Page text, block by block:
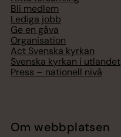
Bli medlem
Lediga jobb
Ge en gåva
Organisation
Act Svenska kyrkan
Svenska kyrkan i utlandet
Press – nationell nivå
Om webbplatsen